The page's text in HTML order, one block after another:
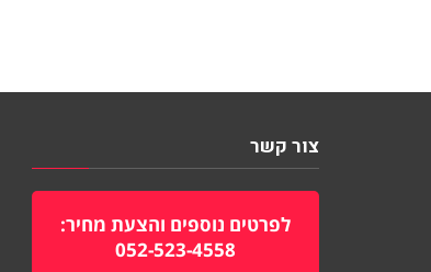
צור קשר
לפרטים נוספים והצעת מחיר:
052-523-4558